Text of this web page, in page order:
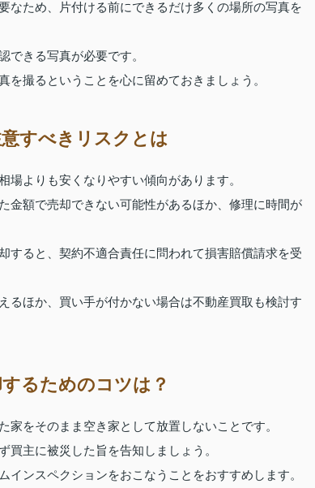
なため、片付ける前にできるだけ多くの場所の写真を
できる写真が必要です。
撮るということを心に留めておきましょう。
すべきリスクとは
よりも安くなりやすい傾向があります。
金額で売却できない可能性があるほか、修理に時間が
すると、契約不適合責任に問われて損害賠償請求を受
るほか、買い手が付かない場合は不動産買取も検討す
るためのコツは？
をそのまま空き家として放置しないことです。
買主に被災した旨を告知しましょう。
ンスペクションをおこなうことをおすすめします。